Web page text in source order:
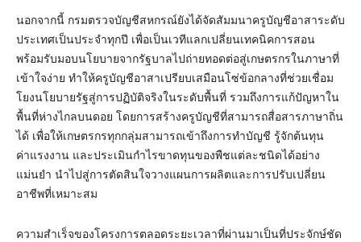
นอกจากนี้ กรมตรวจบัญชีสหกรณ์ยังได้จัดสัมมนาครูบัญชีอาสาระดับ
ประเทศเป็นประจำทุกปี เพื่อเป็นเวทีแลกเปลี่ยนเทคนิคการสอน
พร้อมรับมอบนโยบายจากรัฐบาลไปถ่ายทอดต่อสู่เกษตรกรในภาษาที่
เข้าใจง่าย ทำให้ครูบัญชีอาสาเปรียบเสมือนโซ่ข้อกลางที่ช่วยเชื่อม
โยงนโยบายรัฐสู่การปฏิบัติจริงในระดับพื้นที่ รวมถึงการแก้ปัญหาใน
พื้นที่ห่างไกลบนดอย โดยการสร้างครูบัญชีที่สามารถสื่อสารภาษาถิ่น
ได้ เพื่อให้เกษตรกรทุกกลุ่มสามารถเข้าถึงการทำบัญชี รู้จักต้นทุน
ค่าแรงงาน และประเมินกำไรขาดทุนของพืชแต่ละชนิดได้อย่าง
แม่นยำ นำไปสู่การตัดสินใจวางแผนการผลิตและการปรับเปลี่ยน
อาชีพที่เหมาะสม
ความสำเร็จของโครงการตลอดระยะเวลาที่ผ่านมาเป็นที่ประจักษ์ชัด